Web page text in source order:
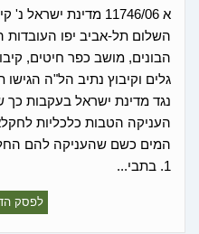
א 11746/06 מדינת
השלום תל-אביב יפו העובדות
הבונים, מושב כפר חיטים,
העניקה הטבות כלכליות
1. בתבי...
לפסק